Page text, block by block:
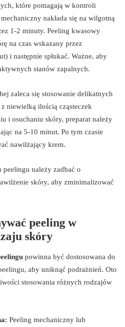
które pomagają w kontroli
nakłada się na wilgotną
1-2 minuty. Peeling kwasowy
na czas wskazany przez
i następnie spłukać. Ważne, aby
stanów zapalnych.
zaleca się stosowanie delikatnych
niewielką ilością cząsteczek
i osuchaniu skóry, preparat należy
na 5-10 minut. Po tym czasie
nawilżający krem.
należy zadbać o
skóry, aby zminimalizować
peeling w
skóry
powinna być dostosowana do
aby uniknąć podrażnień. Oto
stosowania różnych rodzajów
Peeling mechaniczny lub